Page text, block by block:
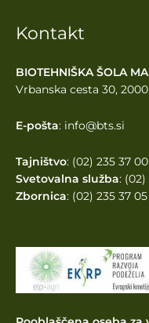
Kontakt
BIOTEHNIŠKA ŠOLA
Vrbanska cesta 30,
E-pošta: info@bts.si
Tajništvo: (02) 235 37 00
Svetovalna služba: (02)
Zbornica: (02) 235 37 05